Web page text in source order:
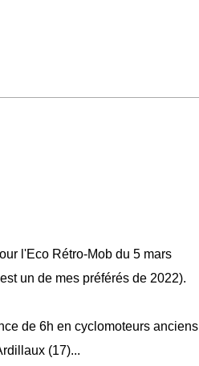
l'Eco Rétro-Mob du 5 mars
un de mes préférés de 2022).
de 6h en cyclomoteurs anciens
(17)...